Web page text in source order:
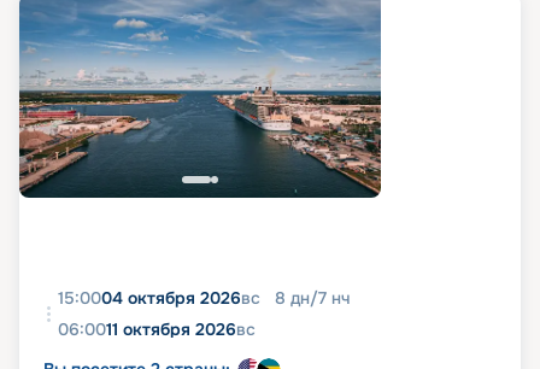
15:0004 октября 2026вс 8 дн/7 нч
06:0011 октября 2026вс